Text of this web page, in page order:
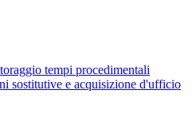
tempi procedimentali
sostitutive e acquisizione d'ufficio